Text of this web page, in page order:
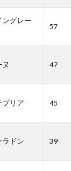
ングレー
57
ヌ 47
プリア 45
ラドン 39